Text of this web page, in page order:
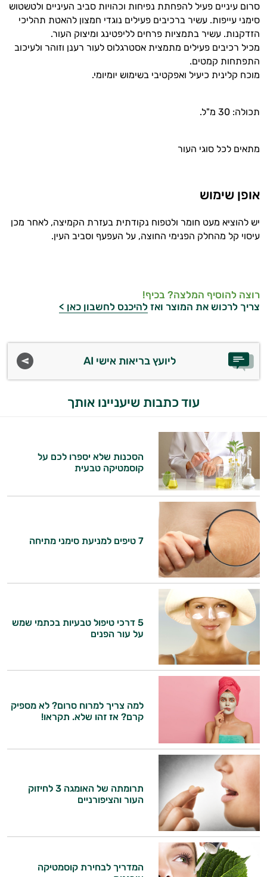
סרום עיניים פעיל להפחתת נפיחות וכהויות סביב העיניים ולטשטוש
סימני עייפות. עשיר ברכיבים פעילים נוגדי חמצון להאטת תהליכי
הזדקנות. עשיר בתמציות פרחים לליפטינג ומיצוק העור.
מכיל רכיבים פעילים מתמצית אסטרגלוס לעור רענן וזוהר ולעיכוב
התפתחות קמטים.
מוכח קלינית כיעיל ואפקטיבי בשימוש יומיומי.
תכולה: 30 מ"ל.
מתאים לכל סוגי העור
אופן שימוש
יש להוציא מעט חומר ולטפוח נקודתית בעזרת הקמיצה, לאחר מכן
עיסוי קל מהחלק הפנימי החוצה, על העפעף וסביב העין.
רוצה להוסיף המלצה? בכיף!
צריך לרכוש את המוצר ואז להיכנס לחשבון כאן >
ליועץ בריאות אישי AI
עוד כתבות שיעניינו אותך
הסכנות שלא יספרו לכם על
קוסמטיקה טבעית
7 טיפים למניעת סימני מתיחה
5 דרכי טיפול טבעיות בכתמי שמש
על עור הפנים
למה צריך למרוח סרום? לא מספיק
קרם? אז זהו שלא. תקראו!
תרומתה של האומגה 3 לחיזוק
העור והציפורניים
המדריך לבחירת קוסמטיקה
היי,
אני יועץ הבריאות האישי AI של טבע בריא.
התשובות שלי מבוססות על מאגרי מידע קליניים
וספרות מקצועית בתחומי הרפואה הטבעית
ותזונת הספורט.